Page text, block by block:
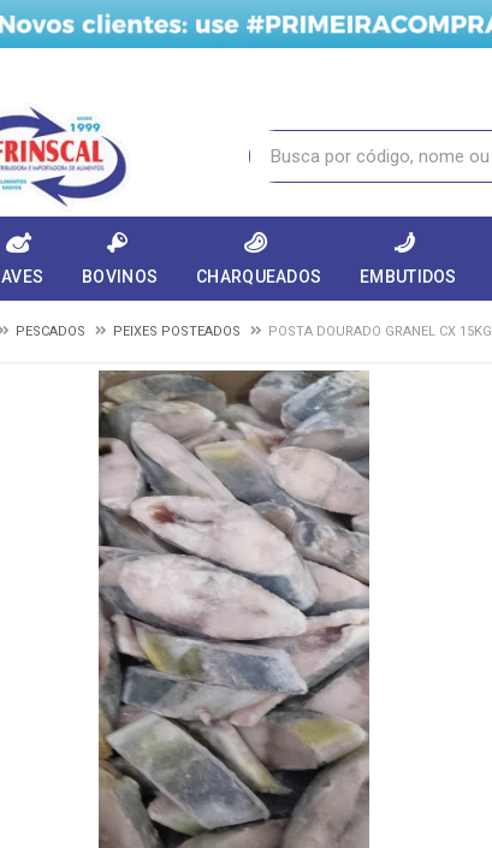
AVES BOVINOS CHARQUEADOS EMBUTIDOS
PESCADOS PEIXES POSTEADOS POSTA DOURADO GRANEL CX 15KG